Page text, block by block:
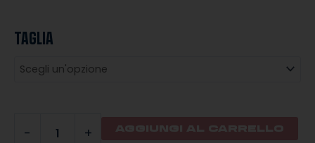
TAGLIA
-
GUANTI
CALCIO
+ AGGIUNGI AL CARRELLO